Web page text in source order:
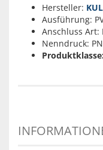
Hersteller:
Ausführung:
Anschluss
Nenndruck: